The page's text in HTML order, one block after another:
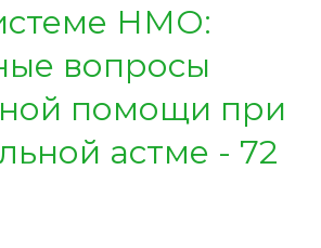
НМО:
вопросы
помощи при
астме - 72